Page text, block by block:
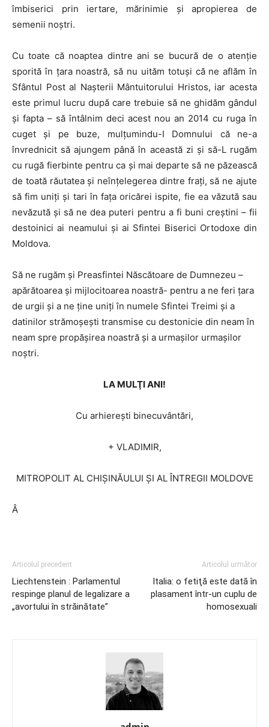
îmbiserici prin iertare, mărinimie şi apropierea de
semenii noştri.
Cu toate că noaptea dintre ani se bucură de o atenţie
sporită în ţara noastră, să nu uităm totuşi că ne aflăm în
Sfântul Post al Naşterii Mântuitorului Hristos, iar acesta
este primul lucru după care trebuie să ne ghidăm gândul
şi fapta – să întâlnim deci acest nou an 2014 cu ruga în
cuget şi pe buze, mulţumindu-I Domnului că ne-a
învrednicit să ajungem până în această zi şi să-L rugăm
cu rugă fierbinte pentru ca şi mai departe să ne păzească
de toată răutatea şi neînţelegerea dintre fraţi, să ne ajute
să fim uniţi şi tari în faţa oricărei ispite, fie ea văzută sau
nevăzută şi să ne dea puteri pentru a fi buni creştini – fii
destoinici ai neamului şi ai Sfintei Biserici Ortodoxe din
Moldova.
Să ne rugăm şi Preasfintei Născătoare de Dumnezeu –
apărătoarea şi mijlocitoarea noastră- pentru a ne feri ţara
de urgii şi a ne ţine uniţi în numele Sfintei Treimi şi a
datinilor strămoşeşti transmise cu destonicie din neam în
neam spre propăşirea noastră şi a urmaşilor urmaşilor
noştri.
LA MULŢI ANI!
Cu arhiereşti binecuvântări,
+ VLADIMIR,
MITROPOLIT AL CHIŞINĂULUI ŞI AL ÎNTREGII MOLDOVE
Â
Articolul precedent
Liechtenstein : Parlamentul
respinge planul de legalizare a
„avortului în străinătate”
Articolul următor
Italia: o fetiţă este dată în
plasament într-un cuplu de
homosexuali